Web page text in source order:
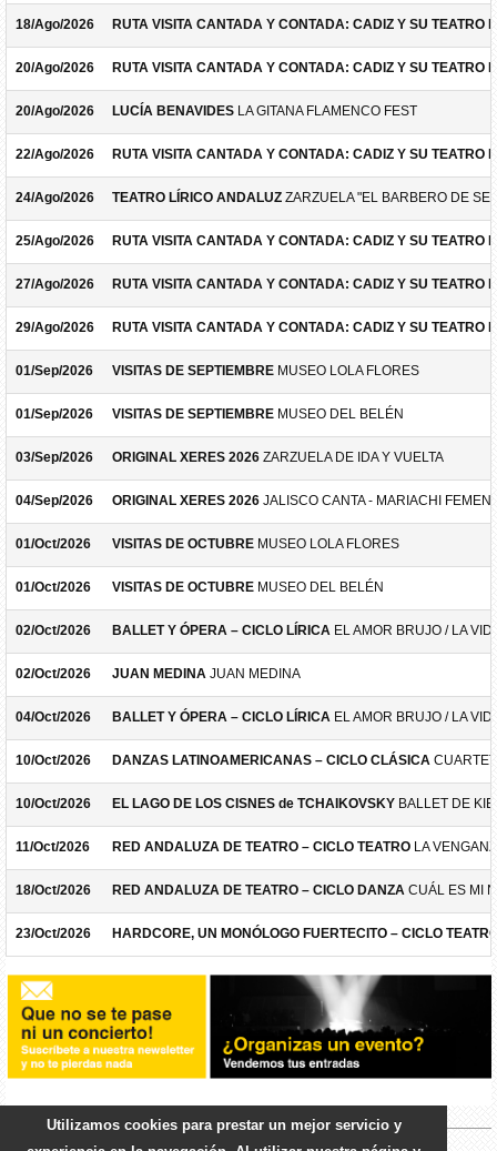
18/Ago/2026 RUTA VISITA CANTADA Y CONTADA: CADIZ Y SU TEATRO
20/Ago/2026 RUTA VISITA CANTADA Y CONTADA: CADIZ Y SU TEATRO
20/Ago/2026 LUCÍA BENAVIDES LA GITANA FLAMENCO FEST
22/Ago/2026 RUTA VISITA CANTADA Y CONTADA: CADIZ Y SU TEATRO
24/Ago/2026 TEATRO LÍRICO ANDALUZ ZARZUELA "EL BARBERO DE
25/Ago/2026 RUTA VISITA CANTADA Y CONTADA: CADIZ Y SU TEATRO
27/Ago/2026 RUTA VISITA CANTADA Y CONTADA: CADIZ Y SU TEATRO
29/Ago/2026 RUTA VISITA CANTADA Y CONTADA: CADIZ Y SU TEATRO
01/Sep/2026 VISITAS DE SEPTIEMBRE MUSEO LOLA FLORES
01/Sep/2026 VISITAS DE SEPTIEMBRE MUSEO DEL BELÉN
03/Sep/2026 ORIGINAL XERES 2026 ZARZUELA DE IDA Y VUELTA
04/Sep/2026 ORIGINAL XERES 2026 JALISCO CANTA - MARIACHI
01/Oct/2026 VISITAS DE OCTUBRE MUSEO LOLA FLORES
01/Oct/2026 VISITAS DE OCTUBRE MUSEO DEL BELÉN
02/Oct/2026 BALLET Y ÓPERA – CICLO LÍRICA EL AMOR BRUJO / LA
02/Oct/2026 JUAN MEDINA JUAN MEDINA
04/Oct/2026 BALLET Y ÓPERA – CICLO LÍRICA EL AMOR BRUJO / LA
10/Oct/2026 DANZAS LATINOAMERICANAS – CICLO CLÁSICA
10/Oct/2026 EL LAGO DE LOS CISNES de TCHAIKOVSKY BALLET DE
11/Oct/2026 RED ANDALUZA DE TEATRO – CICLO TEATRO LA
18/Oct/2026 RED ANDALUZA DE TEATRO – CICLO DANZA CUÁL ES MI
23/Oct/2026 HARDCORE, UN MONÓLOGO FUERTECITO – CICLO
Utilizamos cookies para prestar un mejor servicio y